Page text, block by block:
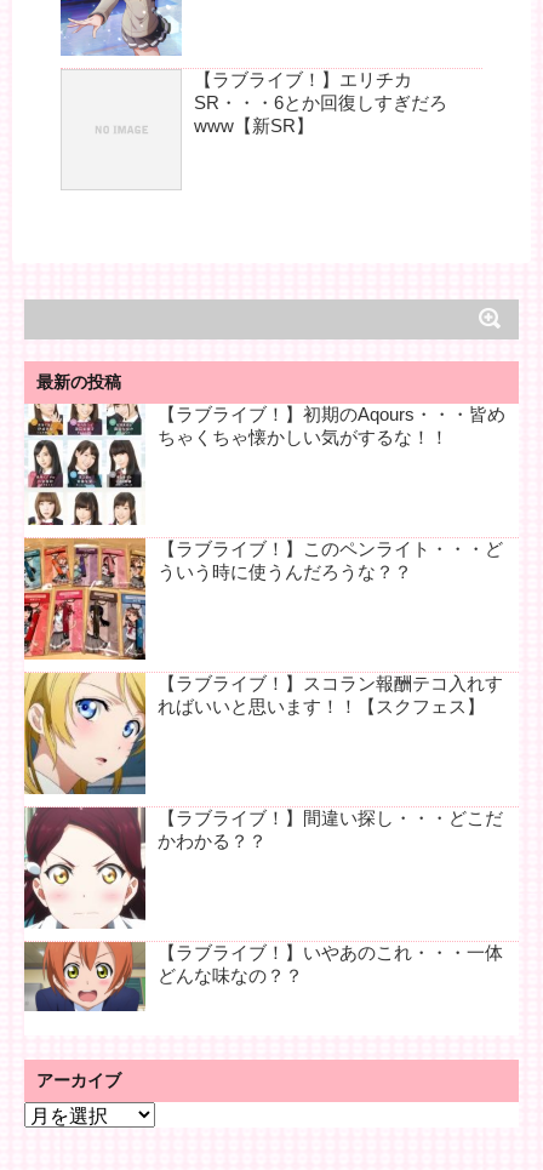
【ラブライブ！】エリチカ
SR・・・6とか回復しすぎだろ
www【新SR】
最新の投稿
【ラブライブ！】初期のAqours・・・皆め
ちゃくちゃ懐かしい気がするな！！
【ラブライブ！】このペンライト・・・ど
ういう時に使うんだろうな？？
【ラブライブ！】スコラン報酬テコ入れす
ればいいと思います！！【スクフェス】
【ラブライブ！】間違い探し・・・どこだ
かわかる？？
【ラブライブ！】いやあのこれ・・・一体
どんな味なの？？
アーカイブ
ア